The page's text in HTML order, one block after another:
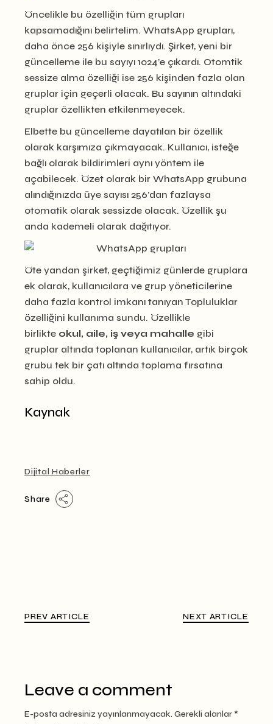
Öncelikle bu özelliğin tüm grupları
kapsamadığını belirtelim. WhatsApp grupları,
daha önce 256 kişiyle sınırlıydı. Şirket, yeni bir
güncelleme ile bu sayıyı 1024’e çıkardı. Otomtik
sessize alma özelliği ise 256 kişinden fazla olan
gruplar için geçerli olacak. Bu sayının altındaki
gruplar özellikten etkilenmeyecek.
Elbette bu güncelleme dayatılan bir özellik
olarak karşımıza çıkmayacak. Kullanıcı, isteğe
bağlı olarak bildirimleri aynı yöntem ile
açabilecek. Özet olarak bir WhatsApp grubuna
alındığınızda üye sayısı 256’dan fazlaysa
otomatik olarak sessizde olacak. Özellik şu
anda kademeli olarak dağıtıyor.
Öte yandan şirket, geçtiğimiz günlerde gruplara
ek olarak, kullanıcılara ve grup yöneticilerine
daha fazla kontrol imkanı tanıyan Topluluklar
özelliğini kullanıma sundu. Özellikle
birlikte okul, aile, iş veya mahalle gibi
gruplar altında toplanan kullanıcılar, artık birçok
grubu tek bir çatı altında toplama fırsatına
sahip oldu.
Kaynak
Dijital Haberler
Share
PREV ARTICLE NEXT ARTICLE
Leave a comment
E-posta adresiniz yayınlanmayacak. Gerekli alanlar *